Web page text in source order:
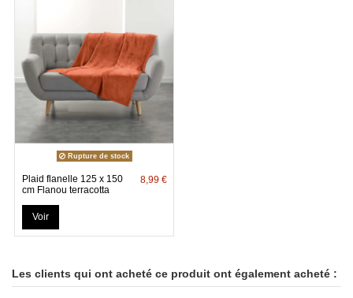
Rupture de stock
Plaid flanelle 125 x 150
cm Flanou terracotta
8,99 €
Voir
Les clients qui ont acheté ce produit ont également acheté :